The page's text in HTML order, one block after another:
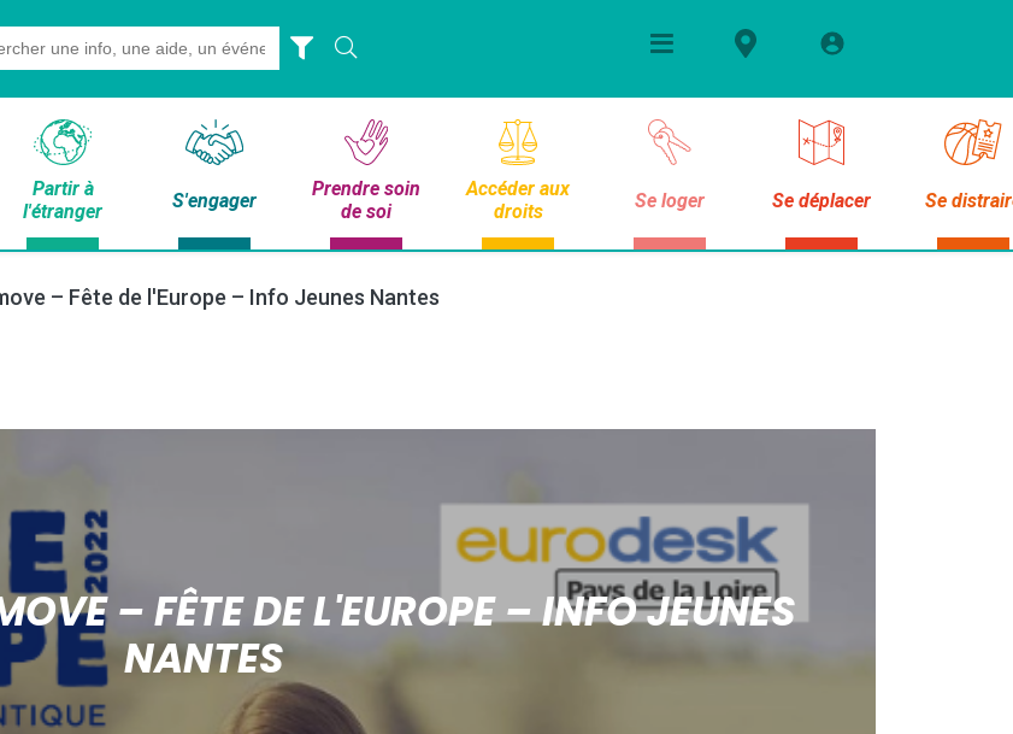
Partir à
l'étranger
S'engager
Prendre soin
de soi
Accéder aux
droits
Se loger Se déplacer Se
– Fête de l'Europe – Info Jeunes Nantes
– FÊTE DE L'EUROPE – INFO JEUNES
NANTES